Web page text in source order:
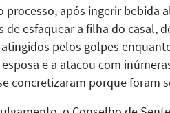
processo, após ingerir bebida
de esfaquear a filha do casal,
pelos golpes
e a atacou com
concretizaram porque foram